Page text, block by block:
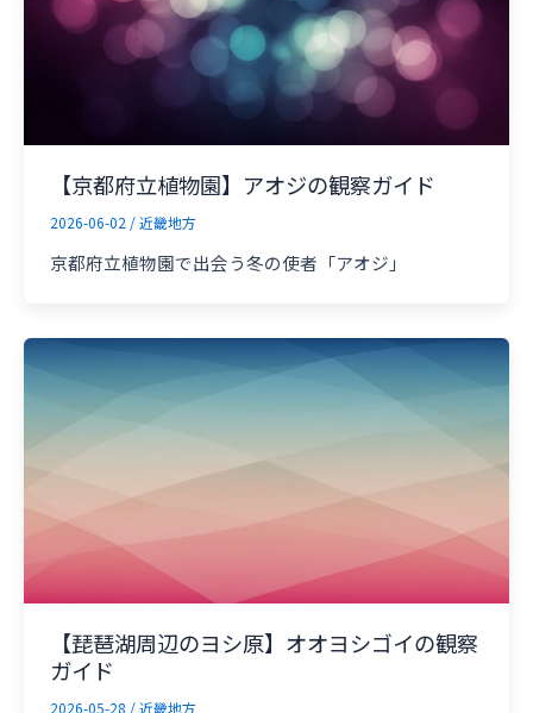
【京都府立植物園】アオジの観察ガイド
2026-06-02 /近畿地方
京都府立植物園で出会う冬の使者「アオジ」
【琵琶湖周辺のヨシ原】オオヨシゴイの観察
ガイド
2026-05-28 /近畿地方